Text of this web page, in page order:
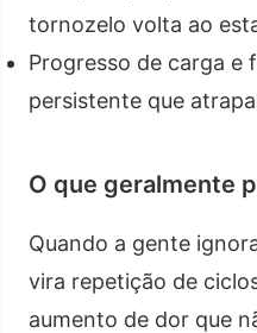
tornozelo volta ao
Progresso de carga e
persistente que
O que geralmente
Quando a gente
vira repetição de
aumento de dor que